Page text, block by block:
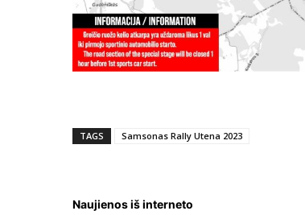
TAGS Samsonas Rally Utena 2023
Naujienos iš interneto